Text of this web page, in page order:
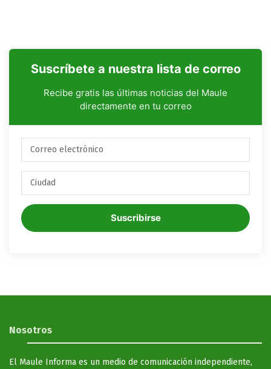
Suscríbete a nuestra lista de correo
Recibe gratis las últimas noticias del Maule
directamente en tu correo
Suscribirse
Nosotros
El Maule Informa es un medio de comunicación independiente,